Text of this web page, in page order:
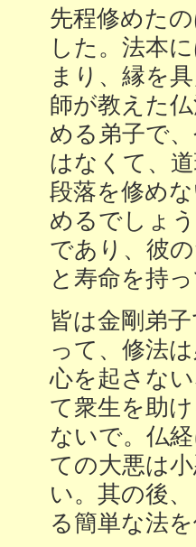
先程修めた
した。法本
まり、縁を
師が教えた
める弟子で
はなくて、
段落を修め
めるでしょ
であり、彼
と寿命を持
皆は金剛弟
って、修法
心を起さな
て衆生を助
ないで。仏
ての大悪は
い。其の後
る簡単な法